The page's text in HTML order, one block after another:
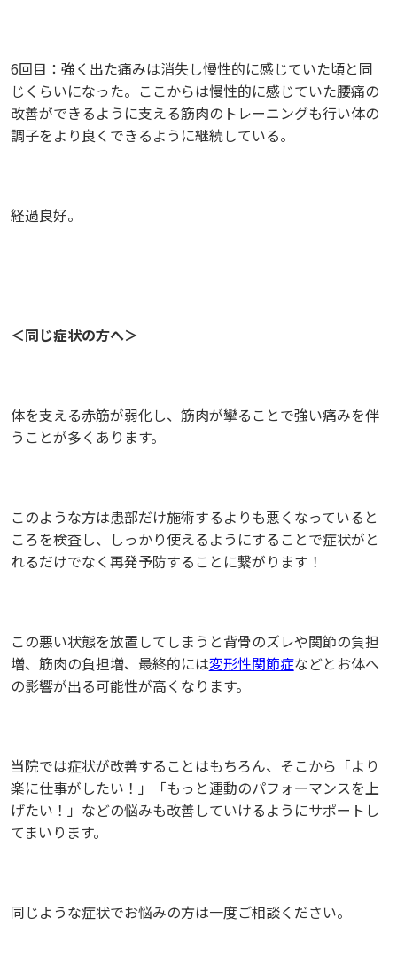
6回目：強く出た痛みは消失し慢性的に感じていた頃と同
じくらいになった。ここからは慢性的に感じていた腰痛の
改善ができるように支える筋肉のトレーニングも行い体の
調子をより良くできるように継続している。
経過良好。
＜同じ症状の方へ＞
体を支える赤筋が弱化し、筋肉が攣ることで強い痛みを伴
うことが多くあります。
このような方は患部だけ施術するよりも悪くなっていると
ころを検査し、しっかり使えるようにすることで症状がと
れるだけでなく再発予防することに繋がります！
この悪い状態を放置してしまうと背骨のズレや関節の負担
増、筋肉の負担増、最終的には変形性関節症などとお体へ
の影響が出る可能性が高くなります。
当院では症状が改善することはもちろん、そこから「より
楽に仕事がしたい！」「もっと運動のパフォーマンスを上
げたい！」などの悩みも改善していけるようにサポートし
てまいります。
同じような症状でお悩みの方は一度ご相談ください。